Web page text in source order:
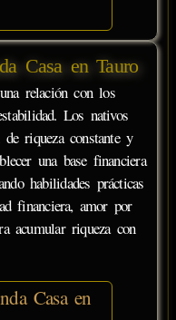
Casa en Tauro
relación con los
Los nativos
riqueza constante y
una base financiera
habilidades prácticas
financiera, amor por
acumular riqueza con
Casa en